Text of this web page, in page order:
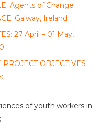
Agents of Change
Galway, Ireland
27 April – 01 May,
PROJECT OBJECTIVES
of youth workers in
;